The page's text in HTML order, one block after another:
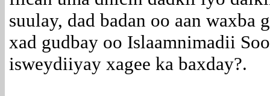
suulay, dad badan oo aan waxba
xad gudbay oo Islaamnimadii
isweydiiyay xagee ka baxday?.